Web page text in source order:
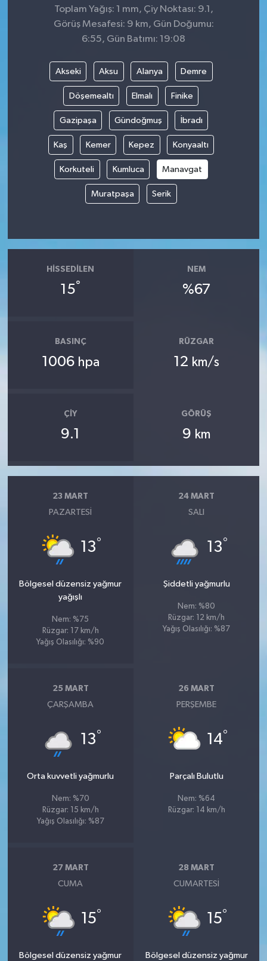
Toplam Yağış: 1 mm, Çiy Noktası: 9.1,
Görüş Mesafesi: 9 km, Gün Doğumu:
6:55, Gün Batımı: 19:08
Akseki Aksu Alanya Demre
Döşemealtı Elmalı Finike
Gazipaşa Gündoğmuş İbradı
Kaş Kemer Kepez Konyaaltı
Korkuteli Kumluca Manavgat
Muratpaşa Serik
HISSEDILEN
15°
NEM
%67
BASINÇ
1006 hpa
RÜZGAR
12 km/s
ÇIY
9.1
GÖRÜŞ
9 km
23 MART
PAZARTESI
13°
Bölgesel düzensiz yağmur
yağışlı
Nem: %75
Rüzgar: 17 km/h
Yağış Olasılığı: %90
24 MART
SALI
13°
Şiddetli yağmurlu
Nem: %80
Rüzgar: 12 km/h
Yağış Olasılığı: %87
25 MART
ÇARŞAMBA
13°
Orta kuvvetli yağmurlu
Nem: %70
Rüzgar: 15 km/h
Yağış Olasılığı: %87
26 MART
PERŞEMBE
14°
Parçalı Bulutlu
Nem: %64
Rüzgar: 14 km/h
27 MART
CUMA
15°
Bölgesel düzensiz yağmur
28 MART
CUMARTESI
15°
Bölgesel düzensiz yağmur